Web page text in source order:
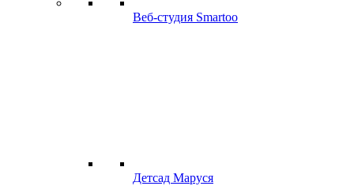
Веб-студия Smartoo
Детсад Маруся